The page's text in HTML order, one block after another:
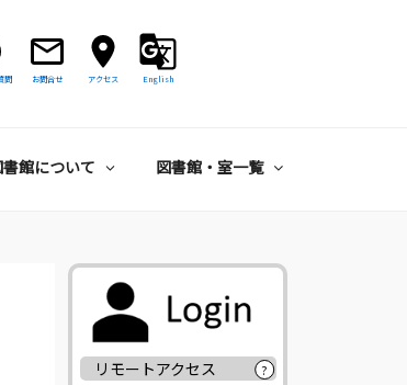
問 お問合せ アクセス English
館について 図書館・室一覧
リモートアクセス ?